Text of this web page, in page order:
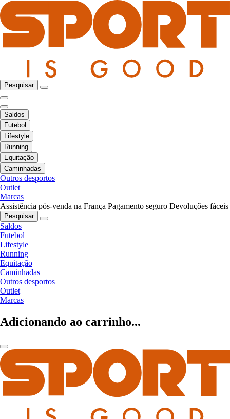
Pesquisar
Saldos
Futebol
Lifestyle
Running
Equitação
Caminhadas
Outros desportos
Outlet
Marcas
Assistência pós-venda na França Pagamento seguro Devoluções fáceis
Pesquisar
Saldos
Futebol
Lifestyle
Running
Equitação
Caminhadas
Outros desportos
Outlet
Marcas
Adicionando ao carrinho...